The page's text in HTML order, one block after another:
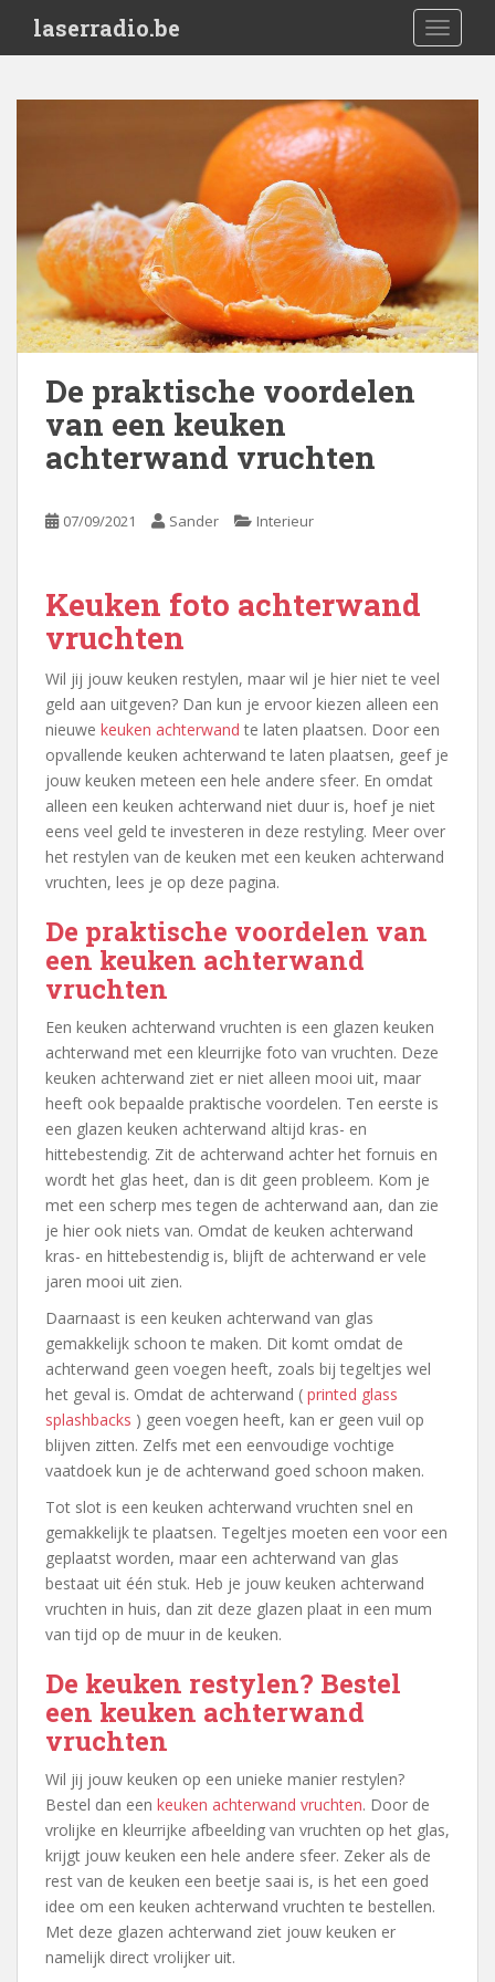
i
laserradio.be
De praktische voordelen
van een keuken
achterwand vruchten
07/09/2021 Sander Interieur
Keuken foto achterwand
vruchten
Wil jij jouw keuken restylen, maar wil je hier niet te veel
geld aan uitgeven? Dan kun je ervoor kiezen alleen een
nieuwe keuken achterwand te laten plaatsen. Door een
opvallende keuken achterwand te laten plaatsen, geef je
jouw keuken meteen een hele andere sfeer. En omdat
alleen een keuken achterwand niet duur is, hoef je niet
eens veel geld te investeren in deze restyling. Meer over
het restylen van de keuken met een keuken achterwand
vruchten, lees je op deze pagina.
De praktische voordelen van
een keuken achterwand
vruchten
Een keuken achterwand vruchten is een glazen keuken
achterwand met een kleurrijke foto van vruchten. Deze
keuken achterwand ziet er niet alleen mooi uit, maar
heeft ook bepaalde praktische voordelen. Ten eerste is
een glazen keuken achterwand altijd kras- en
hittebestendig. Zit de achterwand achter het fornuis en
wordt het glas heet, dan is dit geen probleem. Kom je
met een scherp mes tegen de achterwand aan, dan zie
je hier ook niets van. Omdat de keuken achterwand
kras- en hittebestendig is, blijft de achterwand er vele
jaren mooi uit zien.
Daarnaast is een keuken achterwand van glas
gemakkelijk schoon te maken. Dit komt omdat de
achterwand geen voegen heeft, zoals bij tegeltjes wel
het geval is. Omdat de achterwand ( printed glass
splashbacks ) geen voegen heeft, kan er geen vuil op
blijven zitten. Zelfs met een eenvoudige vochtige
vaatdoek kun je de achterwand goed schoon maken.
Tot slot is een keuken achterwand vruchten snel en
gemakkelijk te plaatsen. Tegeltjes moeten een voor een
geplaatst worden, maar een achterwand van glas
bestaat uit één stuk. Heb je jouw keuken achterwand
vruchten in huis, dan zit deze glazen plaat in een mum
van tijd op de muur in de keuken.
De keuken restylen? Bestel
een keuken achterwand
vruchten
Wil jij jouw keuken op een unieke manier restylen?
Bestel dan een keuken achterwand vruchten. Door de
vrolijke en kleurrijke afbeelding van vruchten op het glas,
krijgt jouw keuken een hele andere sfeer. Zeker als de
rest van de keuken een beetje saai is, is het een goed
idee om een keuken achterwand vruchten te bestellen.
Met deze glazen achterwand ziet jouw keuken er
namelijk direct vrolijker uit.